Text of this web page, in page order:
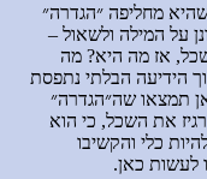
שהיא מחליפה ״הגדרה״
על המילה ולשאול –
, אז מה היא? מה
הידיעה הבלתי נתפסת
תמצאו שה״הגדרה״
את השכל, כי הוא
כלי והקשיבו
לעשות כאן.